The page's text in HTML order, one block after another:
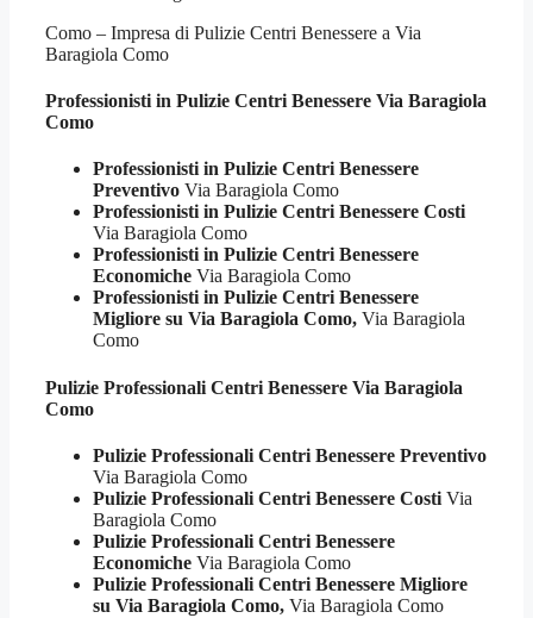
Como – Impresa di Pulizie Centri Benessere a Via
Baragiola Como
Professionisti in Pulizie Centri Benessere Via Baragiola
Como
Professionisti in Pulizie Centri Benessere
Preventivo Via Baragiola Como
Professionisti in Pulizie Centri Benessere Costi
Via Baragiola Como
Professionisti in Pulizie Centri Benessere
Economiche Via Baragiola Como
Professionisti in Pulizie Centri Benessere
Migliore su Via Baragiola Como, Via Baragiola
Como
Pulizie Professionali Centri Benessere Via Baragiola
Como
Pulizie Professionali Centri Benessere Preventivo
Via Baragiola Como
Pulizie Professionali Centri Benessere Costi Via
Baragiola Como
Pulizie Professionali Centri Benessere
Economiche Via Baragiola Como
Pulizie Professionali Centri Benessere Migliore
su Via Baragiola Como, Via Baragiola Como